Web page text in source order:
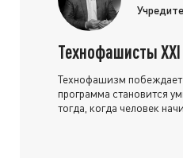
Технофашисты XXI
Технофашизм побеждает
программа становится
тогда, когда человек